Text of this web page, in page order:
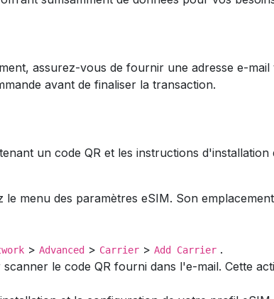
assurez-vous de fournir une adresse e-
avant de finaliser la transaction.
un code QR et les instructions d'installation
menu des paramètres eSIM. Son
> Advanced > Carrier > Add Carrier .
le code QR fourni dans l'e-mail. Cette